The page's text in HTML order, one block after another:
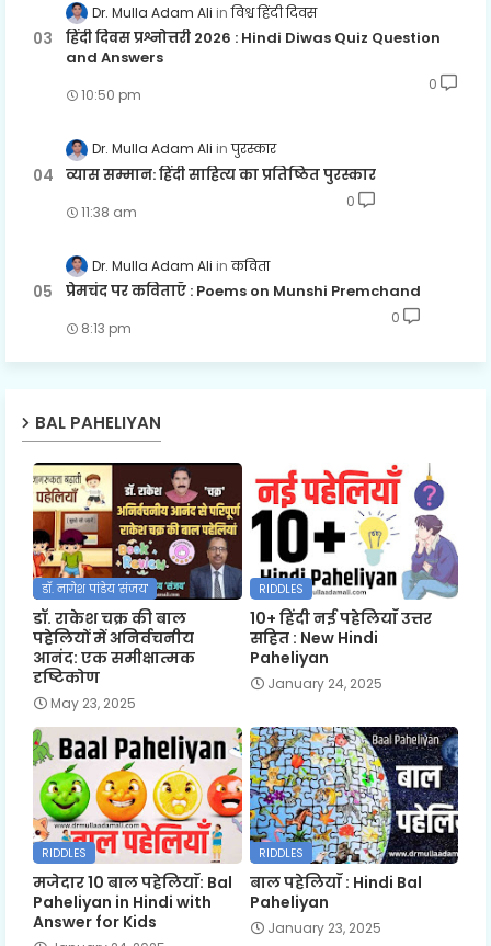
Dr. Mulla Adam Ali विश्व हिंदी दिवस
हिंदी दिवस प्रश्नोत्तरी 2026 : Hindi Diwas Quiz Question
and Answers
10:50 pm
0
Dr. Mulla Adam Ali पुरस्कार
व्यास सम्मान: हिंदी साहित्य का प्रतिष्ठित पुरस्कार
11:38 am
0
Dr. Mulla Adam Ali कविता
प्रेमचंद पर कविताएँ : Poems on Munshi Premchand
8:13 pm
0
BAL PAHELIYAN
डॉ. नागेश पांडेय 'संजय'
डॉ. राकेश चक्र की बाल
पहेलियों में अनिर्वचनीय
आनंद: एक समीक्षात्मक
दृष्टिकोण
May 23, 2025
RIDDLES
10+ हिंदी नई पहेलियाँ उत्तर
सहित : New Hindi
Paheliyan
January 24, 2025
RIDDLES
मजेदार 10 बाल पहेलियाँ: Bal
Paheliyan in Hindi with
Answer for Kids
RIDDLES
बाल पहेलियाँ : Hindi Bal
Paheliyan
January 23, 2025